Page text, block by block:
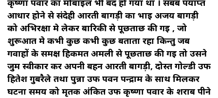
कृष्णा पवार का मोबाइल भी बंद हो गया था । सबब पर्याप्त
आधार होने से संदेही आरती बागड़ी का भाई अजय बागड़ी
को अभिरक्षा मे लेकर बारिकी से पूछताछ की गई , जो
शुरूआत मे कभी कुछ कभी कुछ बताता रहा किन्तु जब
गवाहों के समक्ष हिकमत अमली से पूछताछ की गई तो उसने
जुर्म स्वीकार कर अपनी बहन आरती बागड़ी, दोस्त गोल्डी उर्फ
हितेश गुबरैले तथा पुन्ना उर्फ पवन पन्द्राम के साथ मिलकर
घटना समय को मृतक अंकित उर्फ कृष्णा पवार के शराब पीने